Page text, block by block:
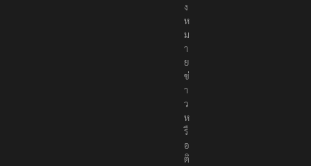
ง
ห
ม
า
ย
ข่
า
ว
ห
รื
อ
ติ